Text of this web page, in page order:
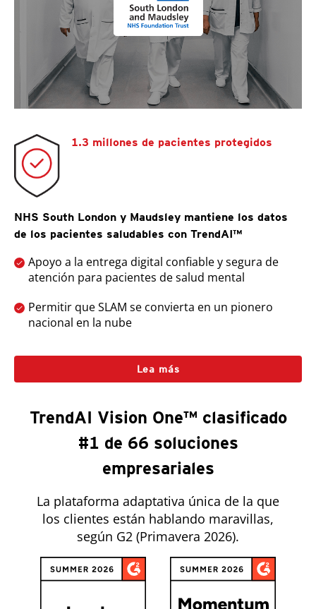
1.3 millones de pacientes protegidos
NHS South London y Maudsley mantiene los datos
de los pacientes saludables con TrendAI™
Apoyo a la entrega digital confiable y segura de
atención para pacientes de salud mental
Permitir que SLAM se convierta en un pionero
nacional en la nube
Lea más
TrendAI Vision One™ clasificado
#1 de 66 soluciones
empresariales
La plataforma adaptativa única de la que
los clientes están hablando maravillas,
según G2 (Primavera 2026).